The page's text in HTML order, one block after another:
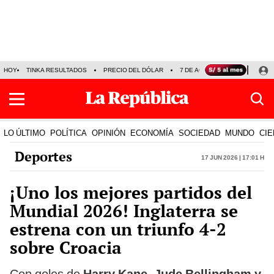
HOY TINKA RESULTADOS PRECIO DEL DÓLAR 7 DE AGOSTO OLLANTA
LO ÚLTIMO POLÍTICA OPINIÓN ECONOMÍA SOCIEDAD MUNDO
Deportes 17 Jun 2026 | 17:01 h
¡Uno los mejores partidos del
Mundial 2026! Inglaterra se
estrena con un triunfo 4-2
sobre Croacia